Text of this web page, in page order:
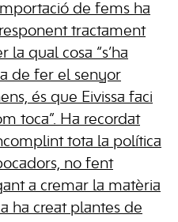
de fems ha
tractament
qual cosa “s’ha
de fer el senyor
és que Eivissa faci
toca”. Ha recordat
tota la política
no fent
a cremar la matèria
ha creat plantes de